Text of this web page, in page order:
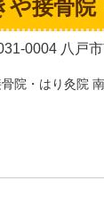
や接骨院
031-0004 八戸